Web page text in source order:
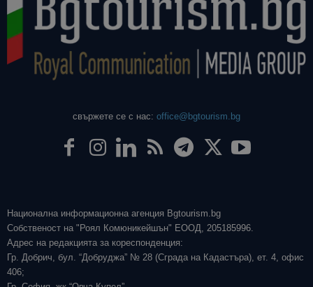
свържете се с нас: office@bgtourism.bg
Национална информационна агенция Bgtourism.bg
Собственост на "Роял Комюникейшън" ЕООД, 205185996.
Адрес на редакцията за кореспонденция:
Гр. Добрич, бул. “Добруджа” № 28 (Сграда на Кадастъра), ет. 4, офис
406;